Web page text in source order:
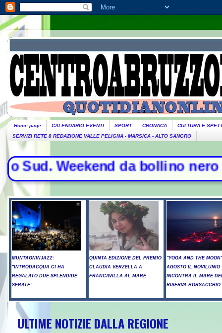
Home page CALENDARIO EVENTI SPORT CRONACA
CULTURA E
SERVIZI RETE 8 REDAZIONE VALLE PELIGNA - MARSICA - ALTO SANGRO
da bollino nero per
MUNTAGNINJAZZ:
"INTRODACQUA CI HA
REGALATO DUE SPLENDIDE
SERATE"
QUINTA EDIZIONE DEL PREMIO
CLAUDIA VERZELLA A
FRANCAVILLA AL MARE
"YOGA AND THE
AGOSTO IL NOVILUNIO
INCONTRA IL MARE
RISERVA BORSACCHIO
ULTIME NOTIZIE DALLA REGIONE